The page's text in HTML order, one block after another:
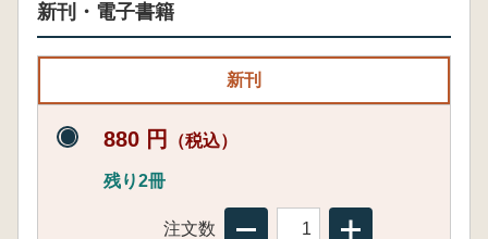
新刊・電子書籍
新刊
880 円 （税込）
残り2冊
注文数